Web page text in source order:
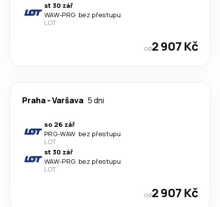
st 30 zář
WAW-PRG· bez přestupu
LOT
od2 907 Kč
Praha-Varšava 5 dni
so 26 zář
PRG-WAW· bez přestupu
LOT
st 30 zář
WAW-PRG· bez přestupu
LOT
od2 907 Kč